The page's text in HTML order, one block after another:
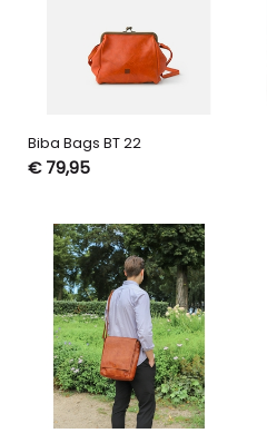
Biba Bags BT 22
€ 79,95